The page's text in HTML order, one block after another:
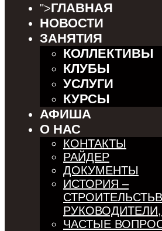
">ГЛАВНАЯ
НОВОСТИ
ЗАНЯТИЯ
КОЛЛЕКТИВЫ
КЛУБЫ
УСЛУГИ
КУРСЫ
АФИША
О НАС
КОНТАКТЫ
РАЙДЕР
ДОКУМЕНТЫ
ИСТОРИЯ –
ЧАСТЫЕ